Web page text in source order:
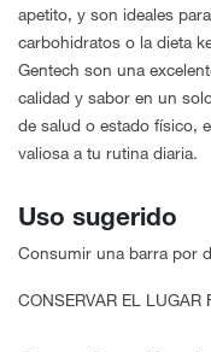
apetito, y son ideales
carbohidratos o la dieta
Gentech son una
calidad y sabor en un
de salud o estado físico,
valiosa a tu rutina diaria.
Uso sugerido
Consumir una barra por
CONSERVAR EL LUGAR